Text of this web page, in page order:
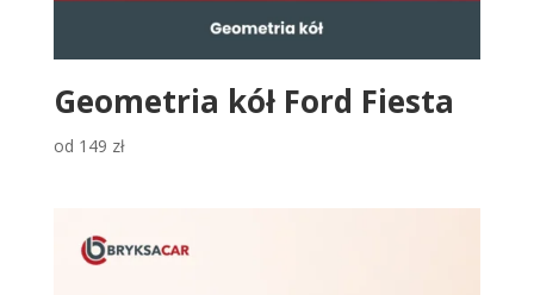
Geometria kół Ford Fiesta
od 149 zł